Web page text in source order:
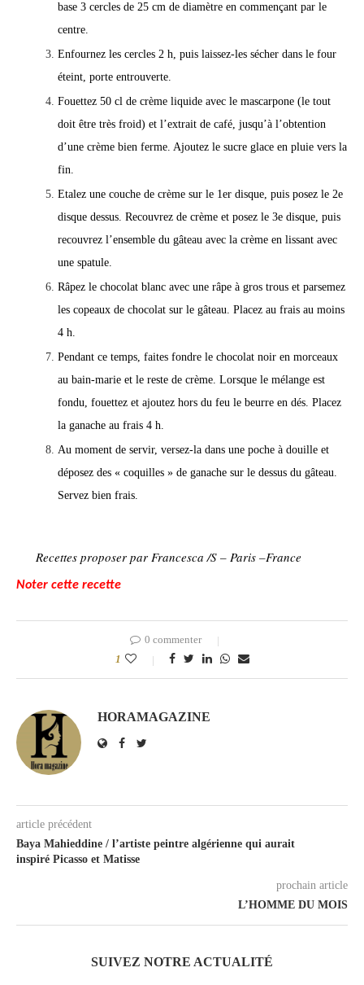
base 3 cercles de 25 cm de diamètre en commençant par le
centre.
Enfournez les cercles 2 h, puis laissez-les sécher dans le four
éteint, porte entrouverte.
Fouettez 50 cl de crème liquide avec le mascarpone (le tout
doit être très froid) et l’extrait de café, jusqu’à l’obtention
d’une crème bien ferme. Ajoutez le sucre glace en pluie vers la
fin.
Etalez une couche de crème sur le 1er disque, puis posez le 2e
disque dessus. Recouvrez de crème et posez le 3e disque, puis
recouvrez l’ensemble du gâteau avec la crème en lissant avec
une spatule.
Râpez le chocolat blanc avec une râpe à gros trous et parsemez
les copeaux de chocolat sur le gâteau. Placez au frais au moins
4 h.
Pendant ce temps, faites fondre le chocolat noir en morceaux
au bain-marie et le reste de crème. Lorsque le mélange est
fondu, fouettez et ajoutez hors du feu le beurre en dés. Placez
la ganache au frais 4 h.
Au moment de servir, versez-la dans une poche à douille et
déposez des « coquilles » de ganache sur le dessus du gâteau.
Servez bien frais.
Recettes proposer par Francesca /S – Paris –France
Noter cette recette
0 commenter
1
HORAMAGAZINE
article précédent
Baya Mahieddine / l’artiste peintre algérienne qui aurait
inspiré Picasso et Matisse
prochain article
L’HOMME DU MOIS
SUIVEZ NOTRE ACTUALITÉ